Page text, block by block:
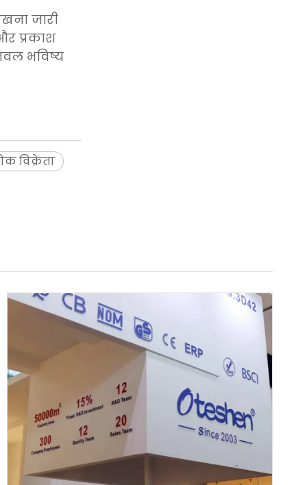
जारी
प्रकाश
भविष्य
विक्रेता